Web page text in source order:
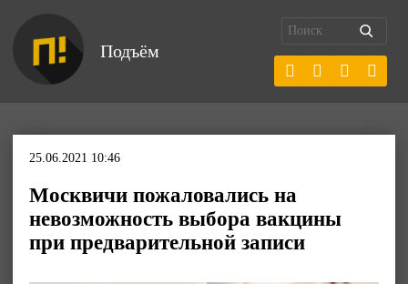
Подъём
25.06.2021 10:46
Москвичи пожаловались на
невозможность выбора вакцины
при предварительной записи